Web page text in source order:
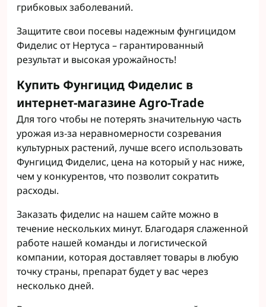
грибковых заболеваний.
Защитите свои посевы надежным фунгицидом
Фиделис от Нертуса – гарантированный
результат и высокая урожайность!
Купить Фунгицид Фиделис в
интернет-магазине Agro-Trade
Для того чтобы не потерять значительную часть
урожая из-за неравномерности созревания
культурных растений, лучше всего использовать
Фунгицид Фиделис, цена на который у нас ниже,
чем у конкурентов, что позволит сократить
расходы.
Заказать фиделис на нашем сайте можно в
течение нескольких минут. Благодаря слаженной
работе нашей команды и логистической
компании, которая доставляет товары в любую
точку страны, препарат будет у вас через
несколько дней.